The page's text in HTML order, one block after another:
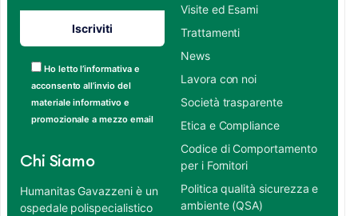
Ho letto l’informativa e
acconsento all’invio del
materiale informativo e
promozionale a mezzo email
Chi Siamo
Humanitas Gavazzeni è un
ospedale polispecialistico
Visite ed Esami
Trattamenti
News
Lavora con noi
Società trasparente
Etica e Compliance
Codice di Comportamento
per i Fornitori
Politica qualità sicurezza e
ambiente (QSA)